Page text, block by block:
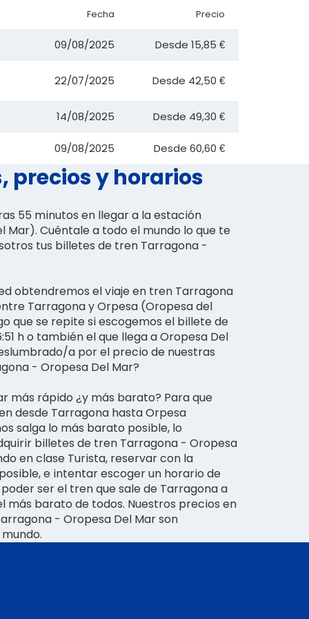
Fecha Precio
09/08/2025 Desde 15,85 €
22/07/2025 Desde 42,50 €
14/08/2025 Desde 49,30 €
09/08/2025 Desde 60,60 €
precios y horarios
55 minutos en llegar a la estación
Mar). Cuéntale a todo el mundo lo que te
tus billetes de tren Tarragona -
obtendremos el viaje en tren Tarragona
Tarragona y Orpesa (Oropesa del
que se repite si escogemos el billete de
h o también el que llega a Oropesa Del
a por el precio de nuestras
- Oropesa Del Mar?
más rápido ¿y más barato? Para que
desde Tarragona hasta Orpesa
salga lo más barato posible, lo
billetes de tren Tarragona - Oropesa
en clase Turista, reservar con la
e intentar escoger un horario de
ser el tren que sale de Tarragona a
el más barato de todos. Nuestros precios en
- Oropesa Del Mar son